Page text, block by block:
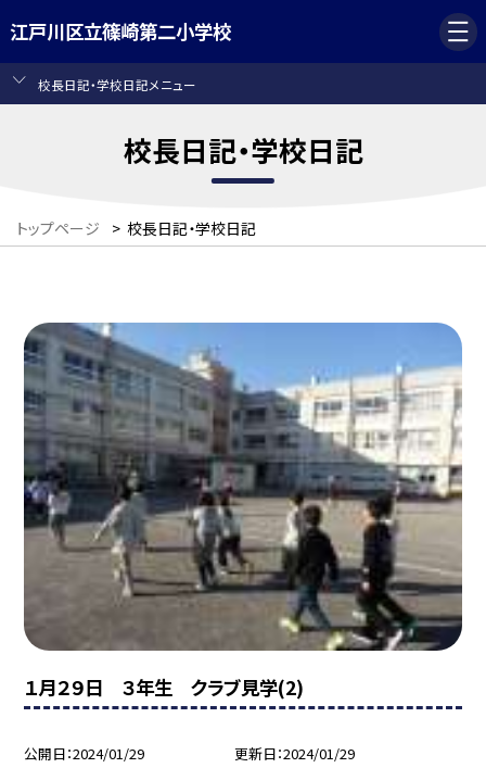
江戸川区立篠崎第二小学校
校長日記・学校日記メニュー
校長日記・学校日記
トップページ > 校長日記・学校日記
１月２９日 ３年生 クラブ見学(2)
公開日 2024/01/29 更新日 2024/01/29